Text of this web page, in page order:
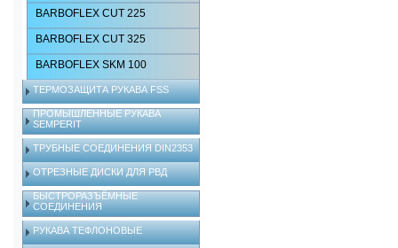
BARBOFLEX CUT 225
BARBOFLEX CUT 325
BARBOFLEX SKM 100
ТЕРМОЗАЩИТА РУКАВА FSS
ПРОМЫШЛЕННЫЕ РУКАВА
SEMPERIT
ТРУБНЫЕ СОЕДИНЕНИЯ DIN2353
ОТРЕЗНЫЕ ДИСКИ ДЛЯ РВД
БЫСТРОРАЗЪЁМНЫЕ
СОЕДИНЕНИЯ
РУКАВА ТЕФЛОНОВЫЕ